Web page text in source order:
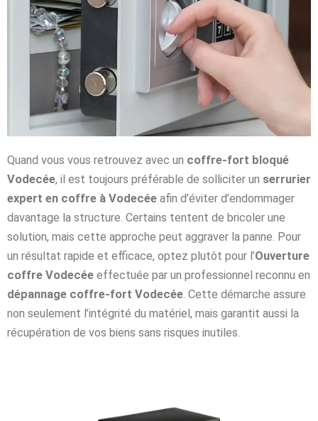
Quand vous vous retrouvez avec un coffre-fort bloqué
Vodecée, il est toujours préférable de solliciter un serrurier
expert en coffre à Vodecée afin d’éviter d’endommager
davantage la structure. Certains tentent de bricoler une
solution, mais cette approche peut aggraver la panne. Pour
un résultat rapide et efficace, optez plutôt pour l’Ouverture
coffre Vodecée effectuée par un professionnel reconnu en
dépannage coffre-fort Vodecée. Cette démarche assure
non seulement l’intégrité du matériel, mais garantit aussi la
récupération de vos biens sans risques inutiles.